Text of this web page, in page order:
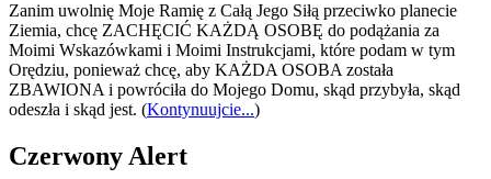
Zanim uwolnię Moje Ramię z Całą Jego Siłą przeciwko planecie
Ziemia, chcę ZACHĘCIĆ KAŻDĄ OSOBĘ do podążania za
Moimi Wskazówkami i Moimi Instrukcjami, które podam w tym
Orędziu, ponieważ chcę, aby KAŻDA OSOBA została
ZBAWIONA i powróciła do Mojego Domu, skąd przybyła, skąd
odeszła i skąd jest. (Kontynuujcie...)
Czerwony Alert